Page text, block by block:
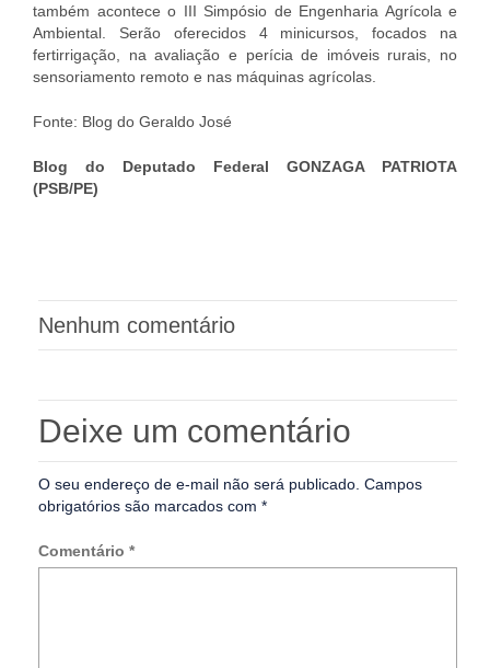
também acontece o III Simpósio de Engenharia Agrícola e
Ambiental. Serão oferecidos 4 minicursos, focados na
fertirrigação, na avaliação e perícia de imóveis rurais, no
sensoriamento remoto e nas máquinas agrícolas.
Fonte: Blog do Geraldo José
Blog do Deputado Federal GONZAGA PATRIOTA
(PSB/PE)
Nenhum comentário
Deixe um comentário
O seu endereço de e-mail não será publicado. Campos
obrigatórios são marcados com *
Comentário *